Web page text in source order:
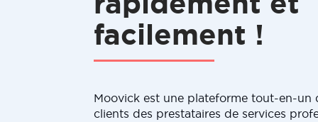
facilement !
Moovick est une plateforme tout-en-un
clients des prestataires de services